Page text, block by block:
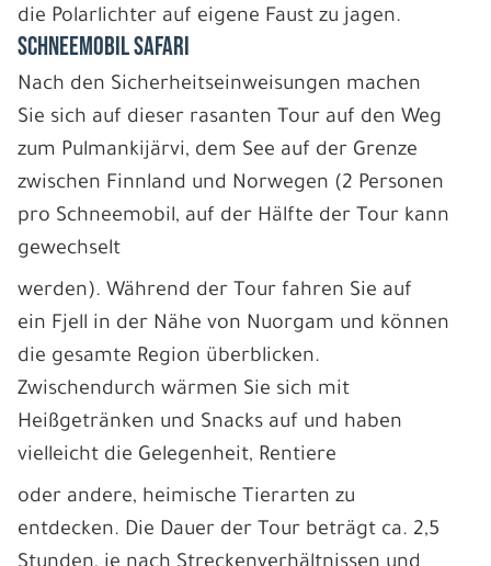
die Polarlichter auf eigene Faust zu jagen.
SCHNEEMOBIL SAFARI
Nach den Sicherheitseinweisungen machen
Sie sich auf dieser rasanten Tour auf den Weg
zum Pulmankijärvi, dem See auf der Grenze
zwischen Finnland und Norwegen (2 Personen
pro Schneemobil, auf der Hälfte der Tour kann
gewechselt
werden). Während der Tour fahren Sie auf
ein Fjell in der Nähe von Nuorgam und können
die gesamte Region überblicken.
Zwischendurch wärmen Sie sich mit
Heißgetränken und Snacks auf und haben
vielleicht die Gelegenheit, Rentiere
oder andere, heimische Tierarten zu
entdecken. Die Dauer der Tour beträgt ca. 2,5